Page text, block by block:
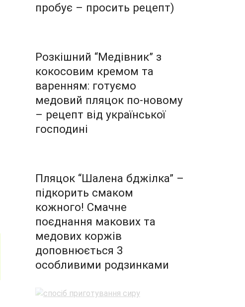
пробує – просить рецепт)
Розкішний “Медівник” з
кокосовим кремом та
варенням: готуємо
медовий пляцок по-новому
– рецепт від української
господині
Пляцок “Шалена бджілка” –
підкорить смаком
кожного! Смачне
поєднання макових та
медових коржів
доповнюється 3
особливими родзинками